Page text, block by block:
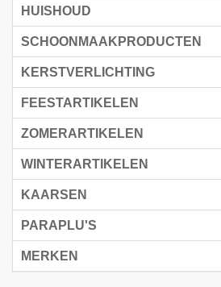
HUISHOUD
SCHOONMAAKPRODUCTEN
KERSTVERLICHTING
FEESTARTIKELEN
ZOMERARTIKELEN
WINTERARTIKELEN
KAARSEN
PARAPLU'S
MERKEN